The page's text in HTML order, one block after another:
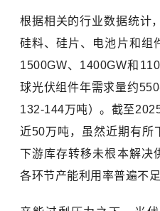
根据相关的行业数据统计
硅料、硅片、电池片和组
1500GW、1400GW和
球光伏组件年需求量约
132-144万吨）。截至
近50万吨，虽然近期有所
下游库存转移未根本解决
各环节产能利用率普遍不足